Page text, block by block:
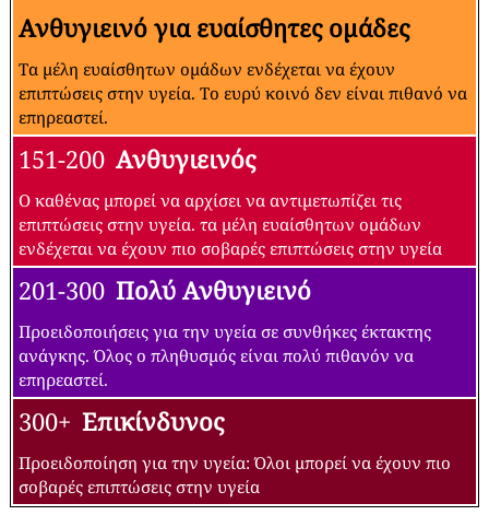
Ανθυγιεινό για ευαίσθητες ομάδες
Τα μέλη ευαίσθητων ομάδων ενδέχεται να έχουν
επιπτώσεις στην υγεία. Το ευρύ κοινό δεν είναι πιθανό να
επηρεαστεί.
151-200 Ανθυγιεινός
Ο καθένας μπορεί να αρχίσει να αντιμετωπίζει τις
επιπτώσεις στην υγεία. τα μέλη ευαίσθητων ομάδων
ενδέχεται να έχουν πιο σοβαρές επιπτώσεις στην υγεία
201-300 Πολύ Ανθυγιεινό
Προειδοποιήσεις για την υγεία σε συνθήκες έκτακτης
ανάγκης. Όλος ο πληθυσμός είναι πολύ πιθανόν να
επηρεαστεί.
300+ Επικίνδυνος
Προειδοποίηση για την υγεία: Όλοι μπορεί να έχουν πιο
σοβαρές επιπτώσεις στην υγεία